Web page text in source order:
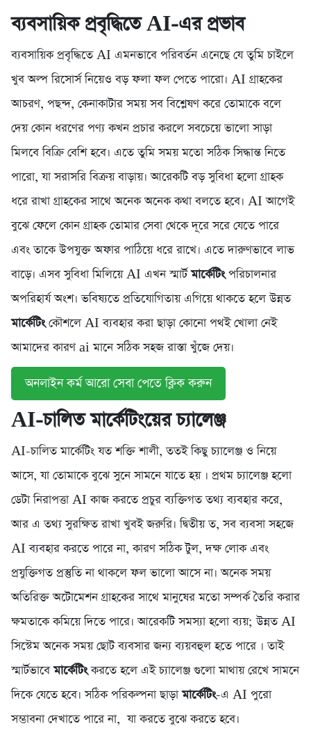
ব্যবসায়িক প্রবৃদ্ধিতে AI-এর প্রভাব
ব্যবসায়িক প্রবৃদ্ধিতে AI এমনভাবে পরিবর্তন এনেছে যে তুমি চাইলে
খুব অল্প রিসোর্স নিয়েও বড় ফলা ফল পেতে পারো। AI গ্রাহকের
আচরণ, পছন্দ, কেনাকাটার সময় সব বিশ্লেষণ করে তোমাকে বলে
দেয় কোন ধরণের পণ্য কখন প্রচার করলে সবচেয়ে ভালো সাড়া
মিলবে বিক্রি বেশি হবে। এতে তুমি সময় মতো সঠিক সিদ্ধান্ত নিতে
পারো, যা সরাসরি বিক্রয় বাড়ায়। আরেকটি বড় সুবিধা হলো গ্রাহক
ধরে রাখা গ্রাহকের সাথে অনেক অনেক কথা বলতে হবে। AI আগেই
বুঝে ফেলে কোন গ্রাহক তোমার সেবা থেকে দূরে সরে যেতে পারে
এবং তাকে উপযুক্ত অফার পাঠিয়ে ধরে রাখে। এতে দারুণভাবে লাভ
বাড়ে। এসব সুবিধা মিলিয়ে AI এখন স্মার্টমার্কেটিংপরিচালনার
অপরিহার্য অংশ। ভবিষ্যতে প্রতিযোগিতায় এগিয়ে থাকতে হলে উন্নত
মার্কেটিংকৌশলে AI ব্যবহার করা ছাড়া কোনো পথই খোলা নেই
আমাদের কারণ ai মানে সঠিক সহজ রাস্তা খুঁজে দেয়।
অনলাইন কর্ম আরো সেবা পেতে ক্লিক করুন
AI-চালিত মার্কেটিংয়ের চ্যালেঞ্জ
AI-চালিত মার্কেটিং যত শক্তি শালী, ততই কিছু চ্যালেঞ্জ ও নিয়ে
আসে, যা তোমাকে বুঝে সুনে সামনে যাতে হয় । প্রথম চ্যালেঞ্জ হলো
ডেটা নিরাপত্তা AI কাজ করতে প্রচুর ব্যক্তিগত তথ্য ব্যবহার করে,
আর এ তথ্য সুরক্ষিত রাখা খুবই জরুরি। দ্বিতীয় ত, সব ব্যবসা সহজে
AI ব্যবহার করতে পারে না, কারণ সঠিক টুল, দক্ষ লোক এবং
প্রযুক্তিগত প্রস্তুতি না থাকলে ফল ভালো আসে না। অনেক সময়
অতিরিক্ত অটোমেশন গ্রাহকের সাথে মানুষের মতো সম্পর্ক তৈরি করার
ক্ষমতাকে কমিয়ে দিতে পারে। আরেকটি সমস্যা হলো ব্যয়; উন্নত AI
সিস্টেম অনেক সময় ছোট ব্যবসার জন্য ব্যয়বহুল হতে পারে । তাই
স্মার্টভাবেমার্কেটিংকরতে হলে এই চ্যালেঞ্জ গুলো মাথায় রেখে সামনে
দিকে যেতে হবে। সঠিক পরিকল্পনা ছাড়ামার্কেটিং-এ AI পুরো
সম্ভাবনা দেখাতে পারে না, যা করতে বুঝে করতে হবে।